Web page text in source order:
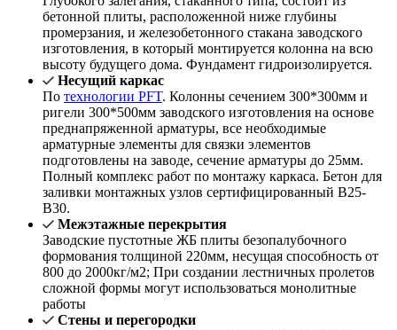
бетонной плиты, расположенной ниже глубины
промерзания, и железобетонного стакана заводского
изготовления, в который монтируется колонна на всю
высоту будущего дома. Фундамент гидроизолируется.
Несущий каркас
По технологии PFT. Колонны сечением 300*300мм и
ригели 300*500мм заводского изготовления на основе
преднапряженной арматуры, все необходимые
арматурные элементы для связки элементов
подготовлены на заводе, сечение арматуры до 25мм.
Полный комплекс работ по монтажу каркаса. Бетон для
заливки монтажных узлов сертифицированный В25-
В30.
Межэтажные перекрытия
Заводские пустотные ЖБ плиты безопалубочного
формования толщиной 220мм, несущая способность от
800 до 2000кг/м2; При создании лестничных пролетов
сложной формы могут использоваться монолитные
работы
Стены и перегородки